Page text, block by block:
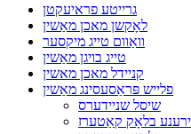
גרייטע פראיעקטן
לאָקשן מאכן מאַשין
וואַוום טייג מיקסער
טייג בויגן מאַשין
קניידל מאכן מאשין
פלייש פּראַסעסינג מאַשין
שיסל שניידערס
בלאָק קאַטערז